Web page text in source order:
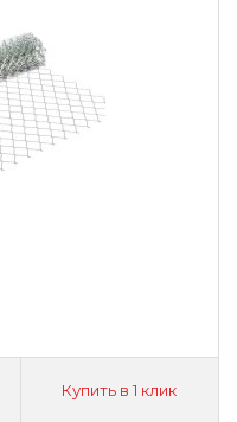
Купить в 1 клик